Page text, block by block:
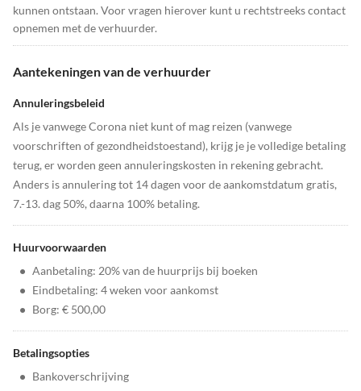
kunnen ontstaan. Voor vragen hierover kunt u rechtstreeks contact
opnemen met de verhuurder.
Aantekeningen van de verhuurder
Annuleringsbeleid
Als je vanwege Corona niet kunt of mag reizen (vanwege
voorschriften of gezondheidstoestand), krijg je je volledige betaling
terug, er worden geen annuleringskosten in rekening gebracht.
Anders is annulering tot 14 dagen voor de aankomstdatum gratis,
7.-13. dag 50%, daarna 100% betaling.
Huurvoorwaarden
• Aanbetaling: 20% van de huurprijs bij boeken
• Eindbetaling: 4 weken voor aankomst
• Borg: € 500,00
Betalingsopties
• Bankoverschrijving